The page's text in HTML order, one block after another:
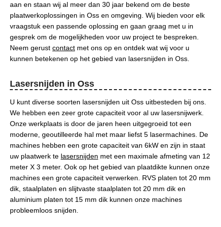
aan en staan wij al meer dan 30 jaar bekend om de beste
plaatwerkoplossingen in Oss en omgeving. Wij bieden voor elk
vraagstuk een passende oplossing en gaan graag met u in
gesprek om de mogelijkheden voor uw project te bespreken.
Neem gerust contact met ons op en ontdek wat wij voor u
kunnen betekenen op het gebied van lasersnijden in Oss.
Lasersnijden in Oss
U kunt diverse soorten lasersnijden uit Oss uitbesteden bij ons.
We hebben een zeer grote capaciteit voor al uw lasersnijwerk.
Onze werkplaats is door de jaren heen uitgegroeid tot een
moderne, geoutilleerde hal met maar liefst 5 lasermachines. De
machines hebben een grote capaciteit van 6kW en zijn in staat
uw plaatwerk te lasersnijden met een maximale afmeting van 12
meter X 3 meter. Ook op het gebied van plaatdikte kunnen onze
machines een grote capaciteit verwerken. RVS platen tot 20 mm
dik, staalplaten en slijtvaste staalplaten tot 20 mm dik en
aluminium platen tot 15 mm dik kunnen onze machines
probleemloos snijden.